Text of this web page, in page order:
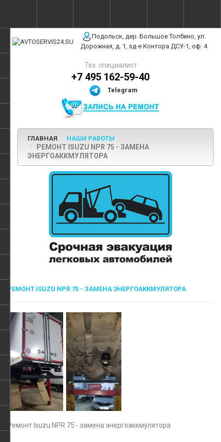
Подольск, дер. Большое Толбино, ул.
Дорожная, д. 1, зд-е Контора ДСУ-1, оф. 4
Тех. специалист
+7 495 162-59-40
Telegram
ГЛАВНАЯ НАШИ РАБОТЫ
РЕМОНТ ISUZU NPR 75 - ЗАМЕНА
ЭНЕРГОАККМУЛЯТОРА
РЕМОНТ ISUZU NPR 75 - ЗАМЕНА ЭНЕРГОАККМУЛЯТОРА
Ремонт Isuzu NPR 75 - замена энергоаккмулятора